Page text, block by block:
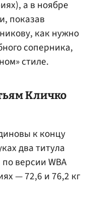
а в ноябре
показав
как нужно
соперника,
стиле.
Кличко
к концу
два титула
версии WBA
— 72,6 и 76,2 кг